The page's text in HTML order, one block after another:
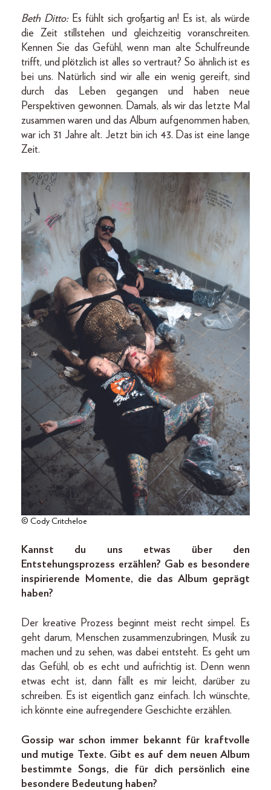
Beth Ditto:Es fühlt sich großartig an! Es ist, als würde
die Zeit stillstehen und gleichzeitig voranschreiten.
Kennen Sie das Gefühl, wenn man alte Schulfreunde
trifft, und plötzlich ist alles so vertraut? So ähnlich ist es
bei uns. Natürlich sind wir alle ein wenig gereift, sind
durch das Leben gegangen und haben neue
Perspektiven gewonnen. Damals, als wir das letzte Mal
zusammen waren und das Album aufgenommen haben,
war ich 31 Jahre alt. Jetzt bin ich 43. Das ist eine lange
Zeit.
© Cody Critcheloe
Kannst du uns etwas über den
Entstehungsprozess erzählen? Gab es besondere
inspirierende Momente, die das Album geprägt
haben?
Der kreative Prozess beginnt meist recht simpel. Es
geht darum, Menschen zusammenzubringen, Musik zu
machen und zu sehen, was dabei entsteht. Es geht um
das Gefühl, ob es echt und aufrichtig ist. Denn wenn
etwas echt ist, dann fällt es mir leicht, darüber zu
schreiben. Es ist eigentlich ganz einfach. Ich wünschte,
ich könnte eine aufregendere Geschichte erzählen.
Gossip war schon immer bekannt für kraftvolle
und mutige Texte. Gibt es auf dem neuen Album
bestimmte Songs, die für dich persönlich eine
besondere Bedeutung haben?